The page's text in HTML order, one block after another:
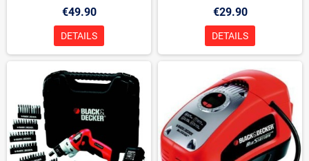
€49.90
DETAILS
€29.90
DETAILS